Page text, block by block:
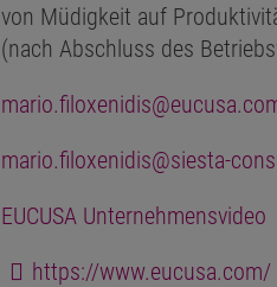
von Müdigkeit auf
(nach Abschluss des
mario.filoxenidis@siesta-
EUCUSA Unternehmensvideo
https://www.eucusa.com/